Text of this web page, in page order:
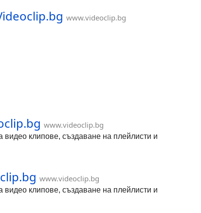
www.videoclip.bg
www.videoclip.bg
видео клипове, създаване на плейлисти и
www.videoclip.bg
видео клипове, създаване на плейлисти и